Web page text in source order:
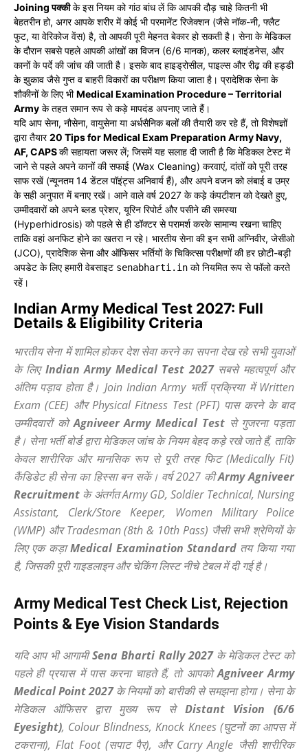
Joining पक्कीके इस नियम को गांठ बांध लें कि आपकी दौड़ चाहे कितनी भी
बेहतरीन हो, अगर आपके शरीर में कोई भी परमानेंट रिजेक्शन (जैसे नॉक-नी, फ्लैट
फुट, या वेरिकोज वेंस) है, तो आपकी पूरी मेहनत बेकार हो सकती है। सेना के मेडिकल
के दौरान सबसे पहले आपकी आंखों का विजन (6/6 मानक), कलर ब्लाइंडनेस, और
कानों के पर्दे की जांच की जाती है। इसके बाद हाइड्रोसील, पाइल्स और रीढ़ की हड्डी
के झुकाव जैसे गुप्त व बाहरी विकारों का परीक्षण किया जाता है। प्रादेशिक सेना के
शौकीनों के लिए भीMedical Examination Procedure – Territorial
Army के तहत समान रूप से कड़े मापदंड अपनाए जाते हैं।
यदि आप सेना, नौसेना, वायुसेना या अर्धसैनिक बलों की तैयारी कर रहे हैं, तो विशेषज्ञों
द्वारा तैयार20 Tips for Medical Exam Preparation Army Navy,
AF, CAPSकी सहायता जरूर लें; जिसमें यह सलाह दी जाती है कि मेडिकल टेस्ट में
जाने से पहले अपने कानों की सफाई (Wax Cleaning) करवाएं, दांतों को पूरी तरह
साफ रखें (न्यूनतम 14 डेंटल पॉइंट्स अनिवार्य हैं), और अपने वजन को लंबाई व उम्र
के सही अनुपात में बनाए रखें। आने वाले वर्ष 2027 के कड़े कंपटीशन को देखते हुए,
उम्मीदवारों को अपने ब्लड प्रेशर, यूरिन रिपोर्ट और पसीने की समस्या
(Hyperhidrosis) को पहले से ही डॉक्टर से परामर्श करके सामान्य रखना चाहिए
ताकि वहां अनफिट होने का खतरा न रहे। भारतीय सेना की इन सभी अग्निवीर, जेसीओ
(JCO), प्रादेशिक सेना और ऑफिसर भर्तियों के चिकित्सा परीक्षणों की हर छोटी-बड़ी
अपडेट के लिए हमारी वेबसाइट senabharti.in को नियमित रूप से फॉलो करते
रहें।
Indian Army Medical Test 2027: Full
Details & Eligibility Criteria
भारतीय सेना में शामिल होकर देश सेवा करने का सपना देख रहे सभी युवाओं
के लिएIndian Army Medical Test 2027सबसे महत्वपूर्ण और
अंतिम पड़ाव होता है। Join Indian Army भर्ती प्रक्रिया में Written
Exam (CEE) और Physical Fitness Test (PFT) पास करने के बाद
उम्मीदवारों कोAgniveer Army Medical Testसे गुजरना पड़ता
है। सेना भर्ती बोर्ड द्वारा मेडिकल जांच के नियम बेहद कड़े रखे जाते हैं, ताकि
केवल शारीरिक और मानसिक रूप से पूरी तरह फिट (Medically Fit)
कैंडिडेट ही सेना का हिस्सा बन सकें। वर्ष 2027 कीArmy Agniveer
Recruitment के अंतर्गत Army GD, Soldier Technical, Nursing
Assistant, Clerk/Store Keeper, Women Military Police
(WMP) और Tradesman (8th & 10th Pass) जैसी सभी श्रेणियों के
लिए एक कड़ाMedical Examination Standardतय किया गया
है, जिसकी पूरी गाइडलाइन और चेकिंग लिस्ट नीचे टेबल में दी गई है।
Army Medical Test Check List, Rejection
Points & Eye Vision Standards
यदि आप भी आगामीSena Bharti Rally 2027के मेडिकल टेस्ट को
पहले ही प्रयास में पास करना चाहते हैं, तो आपकोAgniveer Army
Medical Point 2027के नियमों को बारीकी से समझना होगा। सेना के
मेडिकल ऑफिसर द्वारा मुख्य रूप से Distant Vision (6/6
Eyesight), Colour Blindness, Knock Knees (घुटनों का आपस में
टकराना), Flat Foot (सपाट पैर), और Carry Angle जैसी शारीरिक